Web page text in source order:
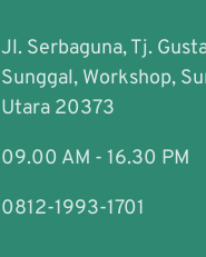
Jl. Serbaguna, Tj.
Sunggal, Workshop,
Utara 20373
09.00 AM - 16.30 PM
0812-1993-1701